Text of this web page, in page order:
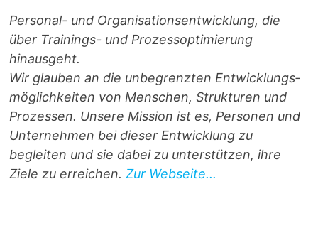
Personal- und Orga­ni­sa­ti­ons­entwicklung, die
über Trainings- und Prozess­optimierung
hinausgeht.
Wir glauben an die unbegrenzten Entwicklungs­
möglichkeiten von Menschen, Strukturen und
Prozessen. Unsere Mission ist es, Personen und
Unternehmen bei dieser Entwicklung zu
begleiten und sie dabei zu unterstützen, ihre
Ziele zu erreichen.Zur Webseite...